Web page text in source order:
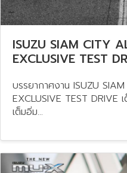
ISUZU SIAM CITY
EXCLUSIVE TEST
บรรยากาศงาน ISUZU
EXCLUSIVE TEST DRIVE
เต็มอิ่ม...